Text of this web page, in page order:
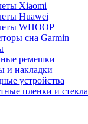
Xiaomi
Huawei
WHOOP
сна Garmin
ремешки
и накладки
устройства
пленки и стекла